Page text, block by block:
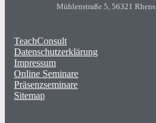
Mühlenstraße 5, 56321 Rhens
TeachConsult
Datenschutzerklärung
Impressum
Online Seminare
Präsenzseminare
Sitemap